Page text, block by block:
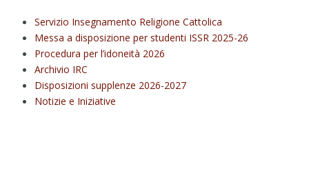
Servizio Insegnamento Religione Cattolica
Messa a disposizione per studenti ISSR 2025-26
Procedura per l’idoneità 2026
Archivio IRC
Disposizioni supplenze 2026-2027
Notizie e Iniziative